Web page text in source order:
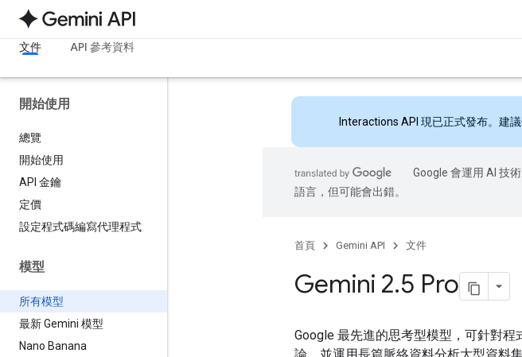
文件 API 參考資料
開始使用
總覽
開始使用
API 金鑰
定價
設定程式碼編寫代理程式
模型
所有模型
最新 Gemini 模型
Nano Banana
Interactions API 現已正式發布。建
Google 會運用 AI 技
語言，但可能會出錯。
首頁 Gemini API 文件
Gemini 2.5 Pro
Google 最先進的思考型模型，可針對